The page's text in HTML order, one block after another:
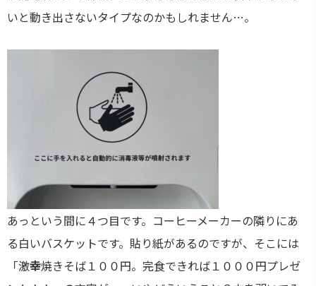
いと動き出さないタイプなのかもしれません…。
あっという間に４つ目です。コーヒーメーカーの隣りにあ
る白いバスケットです。貼り紙があるのですが、そこには
「激幸焼きそば１００円。完食できれば１０００円プレゼ